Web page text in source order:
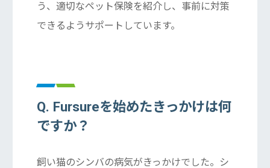
う、適切なペット保険を紹介し、事前に対策
できるようサポートしています。
Q. Fursureを始めたきっかけは何
ですか？
飼い猫のシンバの病気がきっかけでした。シ